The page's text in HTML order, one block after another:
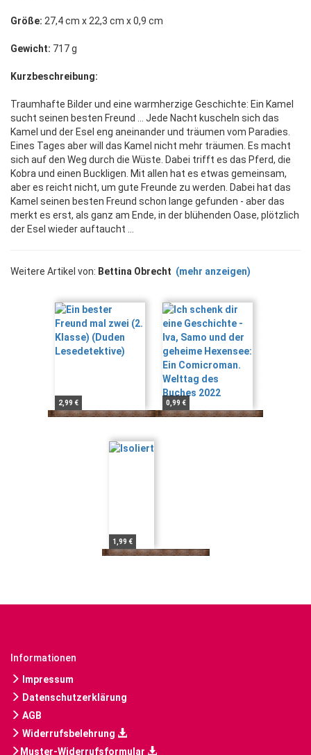
Größe: 27,4 cm x 22,3 cm x 0,9 cm
Gewicht: 717 g
Kurzbeschreibung:
Traumhafte Bilder und eine warmherzige Geschichte: Ein Kamel
sucht seinen besten Freund ... Jede Nacht kuscheln sich das
Kamel und der Esel eng aneinander und träumen vom Paradies.
Eines Tages aber will das Kamel nicht mehr träumen. Es macht
sich auf den Weg durch die Wüste. Dabei trifft es das Pferd, die
Kobra und einen Buckligen. Mit allen hat es etwas gemeinsam,
aber es reicht nicht, um gute Freunde zu werden. Dabei hat das
Kamel seinen besten Freund schon lange gefunden - aber das
merkt es erst, als ganz am Ende, in der blühenden Oase, plötzlich
der Esel wieder auftaucht ...
Weitere Artikel von: Bettina Obrecht (mehr anzeigen)
2,99 € 0,99 €
1,99 €
Informationen
Impressum
Datenschutzerklärung
AGB
Widerrufsbelehrung
Muster-Widerrufsformular